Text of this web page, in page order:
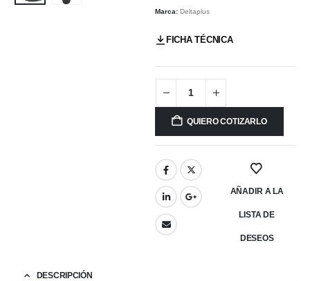
Marca: Deltaplus
FICHA TÉCNICA
QUIERO COTIZARLO
AÑADIR A LA
LISTA DE
DESEOS
DESCRIPCIÓN